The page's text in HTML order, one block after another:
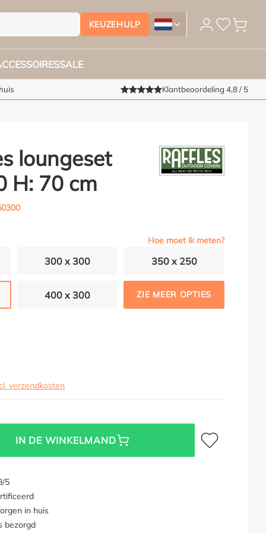
KEUZEHULP
Tuinmeubelhoesshop.nl -
SALE
Klantbeoordeling 4,8 / 5
loungeset
H: 70 cm
Hoe moet ik meten?
300 x 300 350 x 250
400 x 300 ZIE MEER OPTIES
verzendkosten
IN DE WINKELMAND
Toevoegen aan
5
in huis
bezorgd